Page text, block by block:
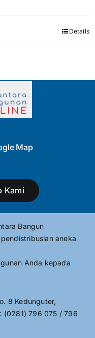
Details
Map
Kami
Bangun
aneka
Anda kepada
8 Kedunguter,
(0281) 796 075 / 796